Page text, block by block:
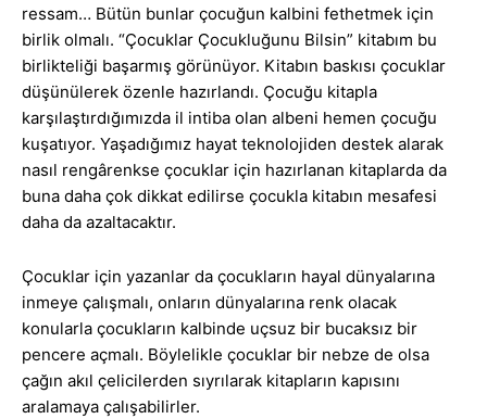
ressam… Bütün bunlar çocuğun kalbini fethetmek için
birlik olmalı. “Çocuklar Çocukluğunu Bilsin” kitabım bu
birlikteliği başarmış görünüyor. Kitabın baskısı çocuklar
düşünülerek özenle hazırlandı. Çocuğu kitapla
karşılaştırdığımızda il intiba olan albeni hemen çocuğu
kuşatıyor. Yaşadığımız hayat teknolojiden destek alarak
nasıl rengârenkse çocuklar için hazırlanan kitaplarda da
buna daha çok dikkat edilirse çocukla kitabın mesafesi
daha da azaltacaktır.
Çocuklar için yazanlar da çocukların hayal dünyalarına
inmeye çalışmalı, onların dünyalarına renk olacak
konularla çocukların kalbinde uçsuz bir bucaksız bir
pencere açmalı. Böylelikle çocuklar bir nebze de olsa
çağın akıl çelicilerden sıyrılarak kitapların kapısını
aralamaya çalışabilirler.